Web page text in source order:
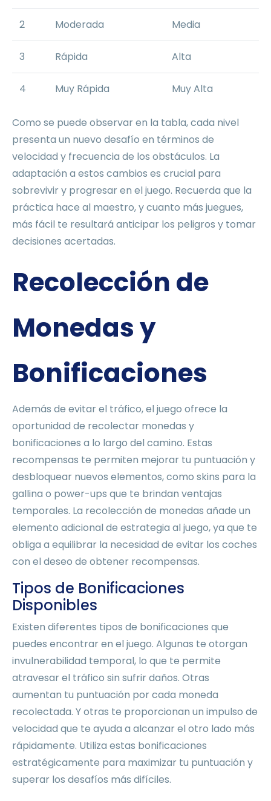
2 Moderada Media
3 Rápida Alta
4 Muy Rápida Muy Alta
Como se puede observar en la tabla, cada nivel
presenta un nuevo desafío en términos de
velocidad y frecuencia de los obstáculos. La
adaptación a estos cambios es crucial para
sobrevivir y progresar en el juego. Recuerda que la
práctica hace al maestro, y cuanto más juegues,
más fácil te resultará anticipar los peligros y tomar
decisiones acertadas.
Recolección de
Monedas y
Bonificaciones
Además de evitar el tráfico, el juego ofrece la
oportunidad de recolectar monedas y
bonificaciones a lo largo del camino. Estas
recompensas te permiten mejorar tu puntuación y
desbloquear nuevos elementos, como skins para la
gallina o power-ups que te brindan ventajas
temporales. La recolección de monedas añade un
elemento adicional de estrategia al juego, ya que te
obliga a equilibrar la necesidad de evitar los coches
con el deseo de obtener recompensas.
Tipos de Bonificaciones
Disponibles
Existen diferentes tipos de bonificaciones que
puedes encontrar en el juego. Algunas te otorgan
invulnerabilidad temporal, lo que te permite
atravesar el tráfico sin sufrir daños. Otras
aumentan tu puntuación por cada moneda
recolectada. Y otras te proporcionan un impulso de
velocidad que te ayuda a alcanzar el otro lado más
rápidamente. Utiliza estas bonificaciones
estratégicamente para maximizar tu puntuación y
superar los desafíos más difíciles.